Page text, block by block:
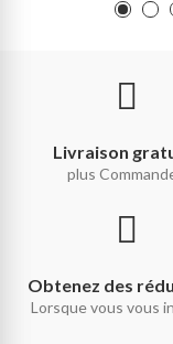
Livraison
plus
Obtenez des
Lorsque vous vous